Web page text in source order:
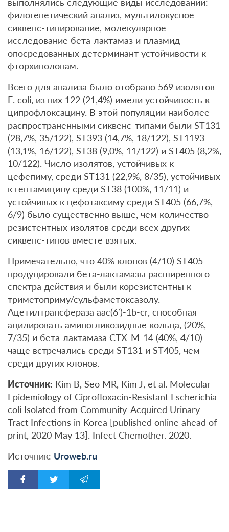
филогенетический анализ, мультилокусное
сиквенс-типирование, молекулярное
исследование бета-лактамаз и плазмид-
опосредованных детерминант устойчивости к
фторхинолонам.
Всего для анализа было отобрано 569 изолятов
E. coli, из них 122 (21,4%) имели устойчивость к
ципрофлоксацину. В этой популяции наиболее
распространенными сиквенс-типами были ST131
(28,7%, 35/122), ST393 (14,7%, 18/122), ST1193
(13,1%, 16/122), ST38 (9,0%, 11/122) и ST405 (8,2%,
10/122). Число изолятов, устойчивых к
цефепиму, среди ST131 (22,9%, 8/35), устойчивых
к гентамицину среди ST38 (100%, 11/11) и
устойчивых к цефотаксиму среди ST405 (66,7%,
6/9) было существенно выше, чем количество
резистентных изолятов среди всех других
сиквенс-типов вместе взятых.
Примечательно, что 40% клонов (4/10) ST405
продуцировали бета-лактамазы расширенного
спектра действия и были корезистентны к
триметоприму/сульфаметоксазолу.
Ацетилтрансфераза aac(6′)-1b-cr, способная
ацилировать аминогликозидные кольца, (20%,
7/35) и бета-лактамаза CTX-M-14 (40%, 4/10)
чаще встречались среди ST131 и ST405, чем
среди других клонов.
Источник: Kim B, Seo MR, Kim J, et al. Molecular
Epidemiology of Ciprofloxacin-Resistant Escherichia
coli Isolated from Community-Acquired Urinary
Tract Infections in Korea [published online ahead of
print, 2020 May 13]. Infect Chemother. 2020.
Источник: Uroweb.ru